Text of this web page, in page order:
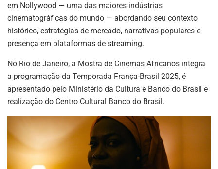
em Nollywood — uma das maiores indústrias
cinematográficas do mundo — abordando seu contexto
histórico, estratégias de mercado, narrativas populares e
presença em plataformas de streaming.
No Rio de Janeiro, a Mostra de Cinemas Africanos integra
a programação da Temporada França-Brasil 2025, é
apresentado pelo Ministério da Cultura e Banco do Brasil e
realização do Centro Cultural Banco do Brasil.